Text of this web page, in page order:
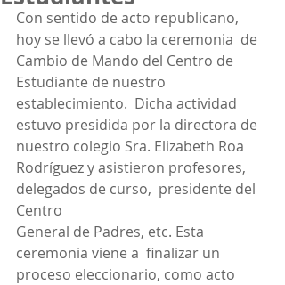
Con sentido de acto republicano,
hoy se llevó a cabo la ceremonia  de
Cambio de Mando del Centro de
Estudiante de nuestro
establecimiento.  Dicha actividad
estuvo presidida por la directora de
nuestro colegio Sra. Elizabeth Roa
Rodríguez y asistieron profesores,
delegados de curso,  presidente del
Centro
General de Padres, etc. Esta
ceremonia viene a  finalizar un
proceso eleccionario, como acto